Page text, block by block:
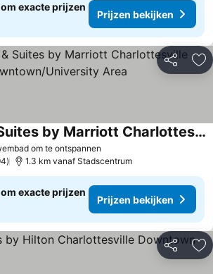
exacte prijzen
Prijzen bekijken
Delen
om te ontspannen
Fairfield Inn & Suites by Marriott Charlottesville Downtown/University Area
1.3 km vanaf Stadscentrum
exacte prijzen
Prijzen bekijken
Delen